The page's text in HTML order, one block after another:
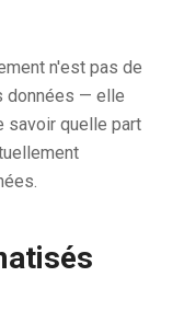
n'est pas de
données — elle
savoir quelle part